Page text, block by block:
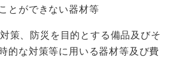
とができない器材等
対策、防災を目的とする備品及びそ
的な対策等に用いる器材等及び費